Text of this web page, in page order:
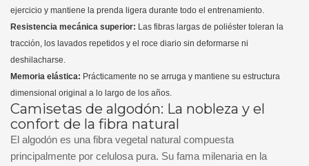
ejercicio y mantiene la prenda ligera durante todo el entrenamiento.
Resistencia mecánica superior: Las fibras largas de poliéster toleran la
tracción, los lavados repetidos y el roce diario sin deformarse ni
deshilacharse.
Memoria elástica: Prácticamente no se arruga y mantiene su estructura
dimensional original a lo largo de los años.
Camisetas de algodón: La nobleza y el
confort de la fibra natural
El algodón es una fibra vegetal natural compuesta
principalmente por celulosa pura. Su fama milenaria en la